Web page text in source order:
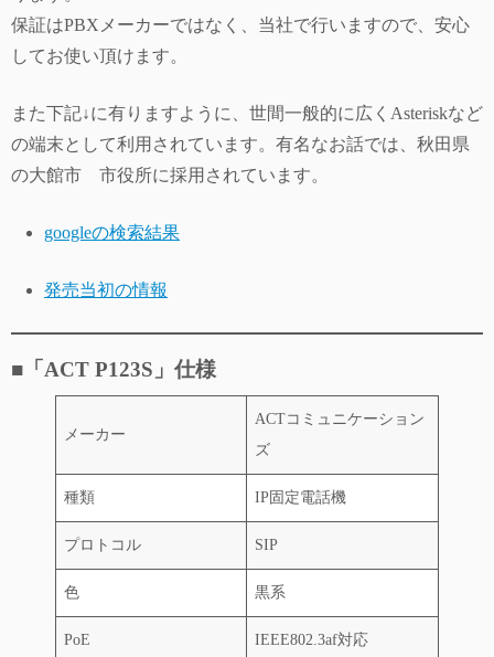
保証はPBXメーカーではなく、当社で行いますので、安心
してお使い頂けます。
また下記↓に有りますように、世間一般的に広くAsteriskなど
の端末として利用されています。有名なお話では、秋田県
の大館市 市役所に採用されています。
googleの検索結果
発売当初の情報
■「ACT P123S」仕様
メーカー
ACTコミュニケーション
ズ
種類 IP固定電話機
プロトコル SIP
色 黒系
PoE IEEE802.3af対応